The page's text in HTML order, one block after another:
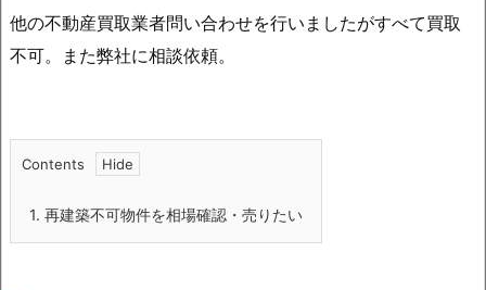
他の不動産買取業者問い合わせを行いましたがすべて買取
不可。また弊社に相談依頼。
Contents
1. 再建築不可物件を相場確認・売りたい